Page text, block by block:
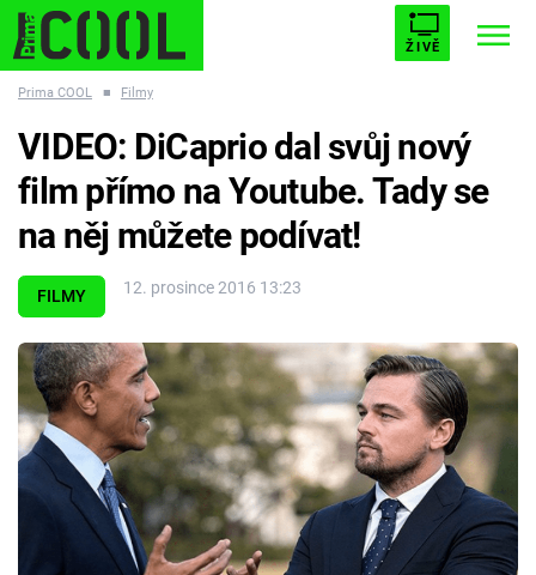
ŽIVĚ
ESCAPE PLNEJ KOTEL AVENGERS 5
Témata
Filmy
Seriály
Hry
Cool Esport
Prima COOL ■ Filmy
FILMY 12. prosince 2016 13:23
VIDEO: DiCaprio dal svůj nový
film přímo na Youtube. Tady se
na něj můžete podívat!